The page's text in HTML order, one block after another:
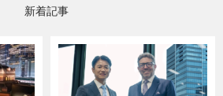
新着記事